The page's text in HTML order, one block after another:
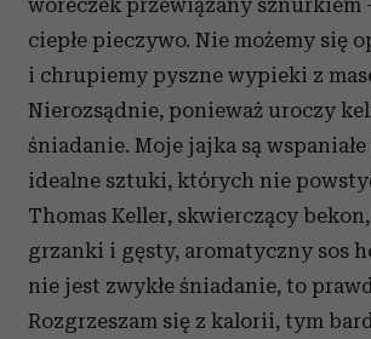
woreczek przewiązany sznurkiem
ciepłe pieczywo. Nie możemy się
i chrupiemy pyszne wypieki z
Nierozsądnie, ponieważ uroczy
śniadanie. Moje jajka są wspaniałe
idealne sztuki, których nie
Thomas Keller, skwierczący
grzanki i gęsty, aromatyczny sos
nie jest zwykłe śniadanie, to
Rozgrzeszam się z kalorii, tym